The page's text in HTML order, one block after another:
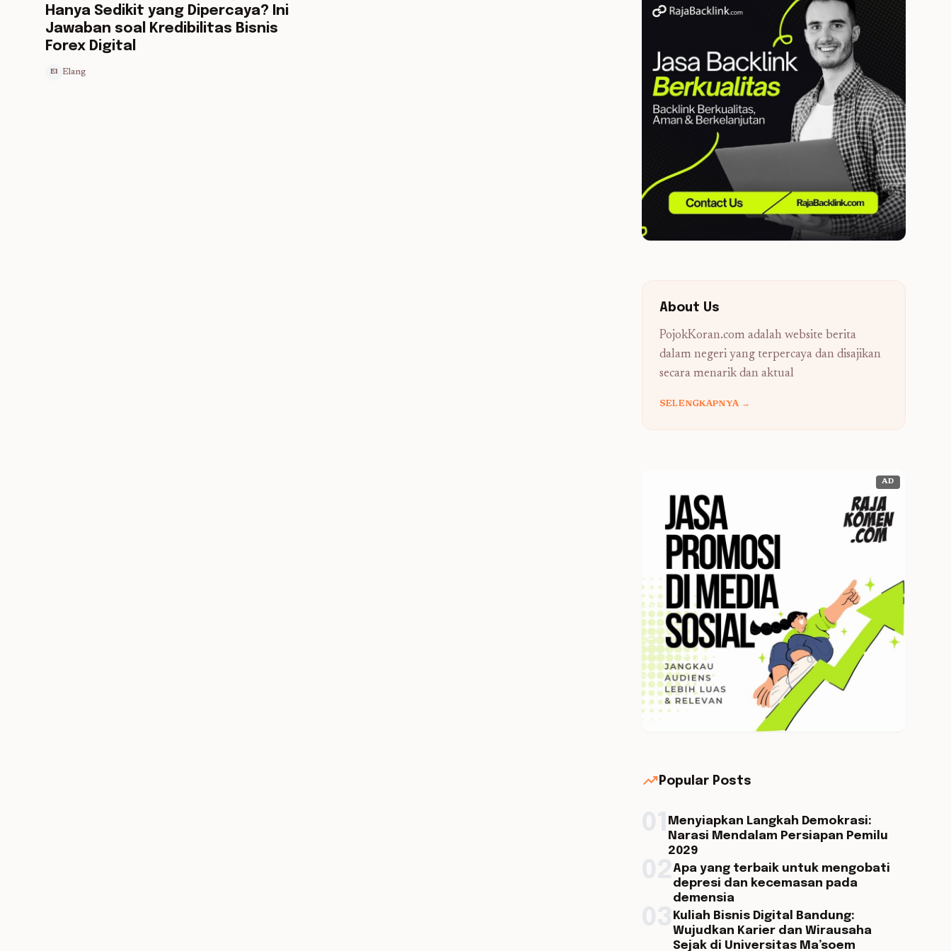
Hanya Sedikit yang Dipercaya? Ini
Jawaban soal Kredibilitas Bisnis
Forex Digital
El Elang
About Us
PojokKoran.com adalah website berita
dalam negeri yang terpercaya dan disajikan
secara menarik dan aktual
SELENGKAPNYA →
AD
trending_up Popular Posts
Menyiapkan Langkah Demokrasi:
Narasi Mendalam Persiapan Pemilu
2029
Apa yang terbaik untuk mengobati
depresi dan kecemasan pada
demensia
Kuliah Bisnis Digital Bandung:
Wujudkan Karier dan Wirausaha
Sejak di Universitas Ma’soem